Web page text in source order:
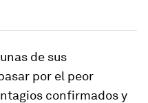
de sus
por el peor
confirmados y